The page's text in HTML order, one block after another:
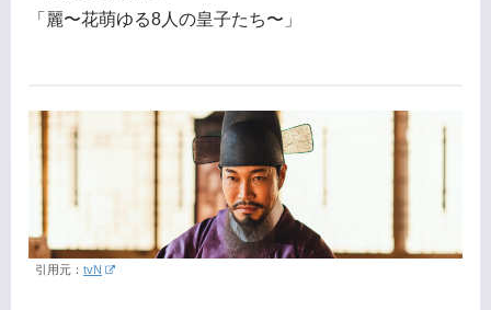
「麗〜花萌ゆる8人の皇子たち〜」
引用元： tvN